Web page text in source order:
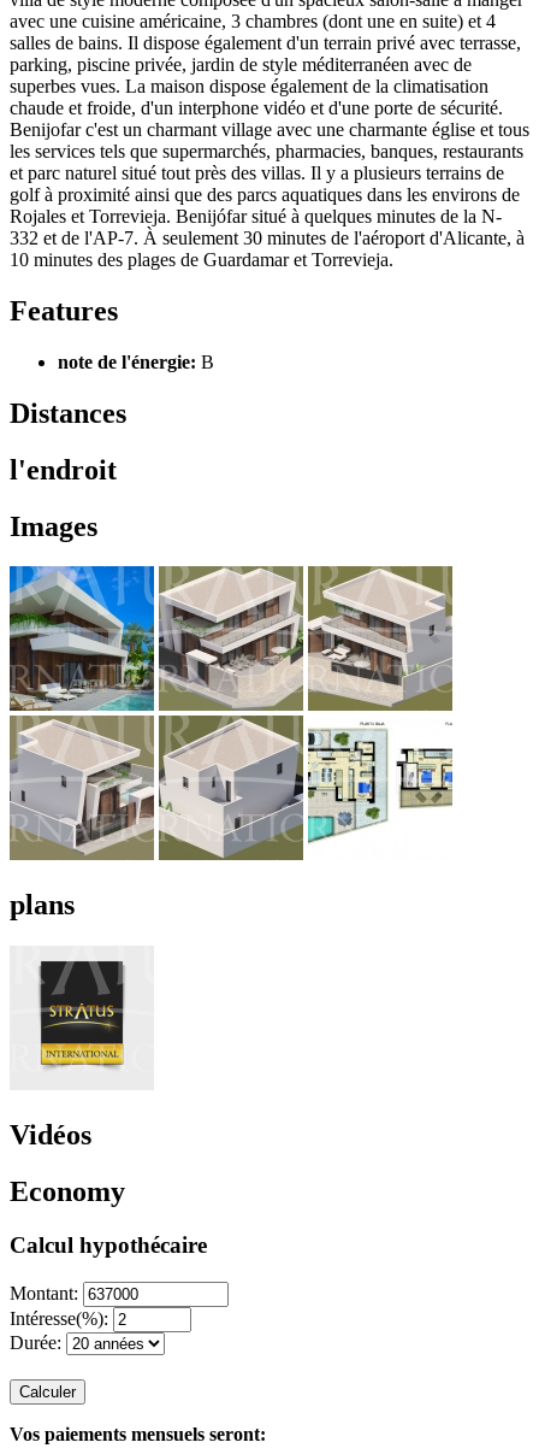
avec une cuisine américaine, 3 chambres (dont une en suite) et 4
salles de bains. Il dispose également d'un terrain privé avec terrasse,
parking, piscine privée, jardin de style méditerranéen avec de
superbes vues. La maison dispose également de la climatisation
chaude et froide, d'un interphone vidéo et d'une porte de sécurité.
Benijofar c'est un charmant village avec une charmante église et tous
les services tels que supermarchés, pharmacies, banques, restaurants
et parc naturel situé tout près des villas. Il y a plusieurs terrains de
golf à proximité ainsi que des parcs aquatiques dans les environs de
Rojales et Torrevieja. Benijófar situé à quelques minutes de la N-
332 et de l'AP-7. À seulement 30 minutes de l'aéroport d'Alicante, à
10 minutes des plages de Guardamar et Torrevieja.
Features
note de l'énergie: B
Distances
l'endroit
Images
plans
Vidéos
Economy
Calcul hypothécaire
Montant:
Intéresse(%):
Durée:
Calculer
Vos paiements mensuels seront: